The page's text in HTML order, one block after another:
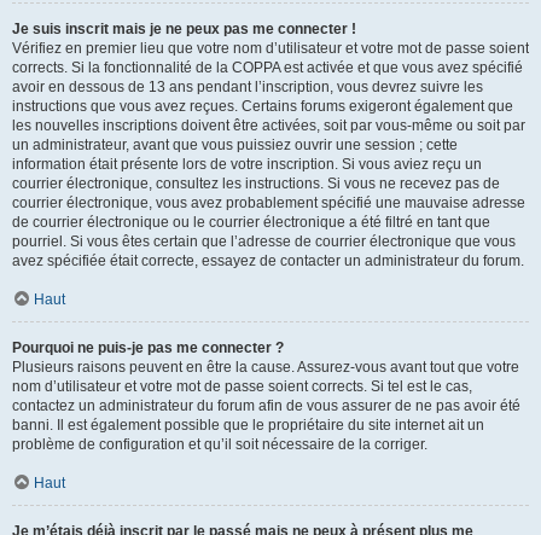
Je suis inscrit mais je ne peux pas me connecter !
Vérifiez en premier lieu que votre nom d’utilisateur et votre mot de passe soient
corrects. Si la fonctionnalité de la COPPA est activée et que vous avez spécifié
avoir en dessous de 13 ans pendant l’inscription, vous devrez suivre les
instructions que vous avez reçues. Certains forums exigeront également que
les nouvelles inscriptions doivent être activées, soit par vous-même ou soit par
un administrateur, avant que vous puissiez ouvrir une session ; cette
information était présente lors de votre inscription. Si vous aviez reçu un
courrier électronique, consultez les instructions. Si vous ne recevez pas de
courrier électronique, vous avez probablement spécifié une mauvaise adresse
de courrier électronique ou le courrier électronique a été filtré en tant que
pourriel. Si vous êtes certain que l’adresse de courrier électronique que vous
avez spécifiée était correcte, essayez de contacter un administrateur du forum.
Haut
Pourquoi ne puis-je pas me connecter ?
Plusieurs raisons peuvent en être la cause. Assurez-vous avant tout que votre
nom d’utilisateur et votre mot de passe soient corrects. Si tel est le cas,
contactez un administrateur du forum afin de vous assurer de ne pas avoir été
banni. Il est également possible que le propriétaire du site internet ait un
problème de configuration et qu’il soit nécessaire de la corriger.
Haut
Je m’étais déjà inscrit par le passé mais ne peux à présent plus me